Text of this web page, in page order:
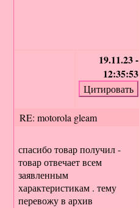
19.11.23 -
12:35:53
RE: motorola gleam
спасибо товар получил -
товар отвечает всем
заявленным
характеристикам . тему
перевожу в архив